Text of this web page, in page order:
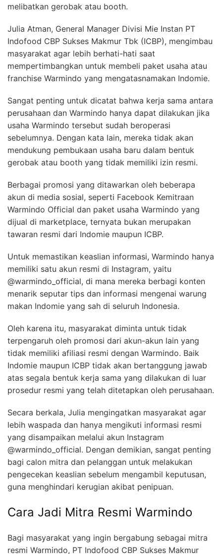
melibatkan gerobak atau booth.
Julia Atman, General Manager Divisi Mie Instan PT
Indofood CBP Sukses Makmur Tbk (ICBP), mengimbau
masyarakat agar lebih berhati-hati saat
mempertimbangkan untuk membeli paket usaha atau
franchise Warmindo yang mengatasnamakan Indomie.
Sangat penting untuk dicatat bahwa kerja sama antara
perusahaan dan Warmindo hanya dapat dilakukan jika
usaha Warmindo tersebut sudah beroperasi
sebelumnya. Dengan kata lain, mereka tidak akan
mendukung pembukaan usaha baru dalam bentuk
gerobak atau booth yang tidak memiliki izin resmi.
Berbagai promosi yang ditawarkan oleh beberapa
akun di media sosial, seperti Facebook Kemitraan
Warmindo Official dan paket usaha Warmindo yang
dijual di marketplace, ternyata bukan merupakan
tawaran resmi dari Indomie maupun ICBP.
Untuk memastikan keaslian informasi, Warmindo hanya
memiliki satu akun resmi di Instagram, yaitu
@warmindo_official, di mana mereka berbagi konten
menarik seputar tips dan informasi mengenai warung
makan Indomie yang sah di seluruh Indonesia.
Oleh karena itu, masyarakat diminta untuk tidak
terpengaruh oleh promosi dari akun-akun lain yang
tidak memiliki afiliasi resmi dengan Warmindo. Baik
Indomie maupun ICBP tidak akan bertanggung jawab
atas segala bentuk kerja sama yang dilakukan di luar
prosedur resmi yang telah ditetapkan oleh perusahaan.
Secara berkala, Julia mengingatkan masyarakat agar
lebih waspada dan hanya mengikuti informasi resmi
yang disampaikan melalui akun Instagram
@warmindo_official. Dengan demikian, sangat penting
bagi calon mitra dan pelanggan untuk melakukan
pengecekan keaslian sebelum mengambil keputusan,
guna menghindari kerugian akibat penipuan.
Cara Jadi Mitra Resmi Warmindo
Bagi masyarakat yang ingin bergabung sebagai mitra
resmi Warmindo, PT Indofood CBP Sukses Makmur